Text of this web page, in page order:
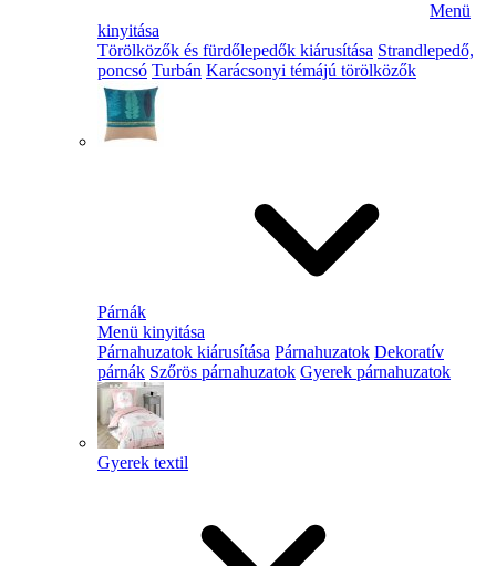
Menü
kinyitása
Törölközők és fürdőlepedők kiárusítása Strandlepedő,
poncsó Turbán Karácsonyi témájú törölközők
Párnák
Menü kinyitása
Párnahuzatok kiárusítása Párnahuzatok Dekoratív
párnák Szőrös párnahuzatok Gyerek párnahuzatok
Gyerek textil